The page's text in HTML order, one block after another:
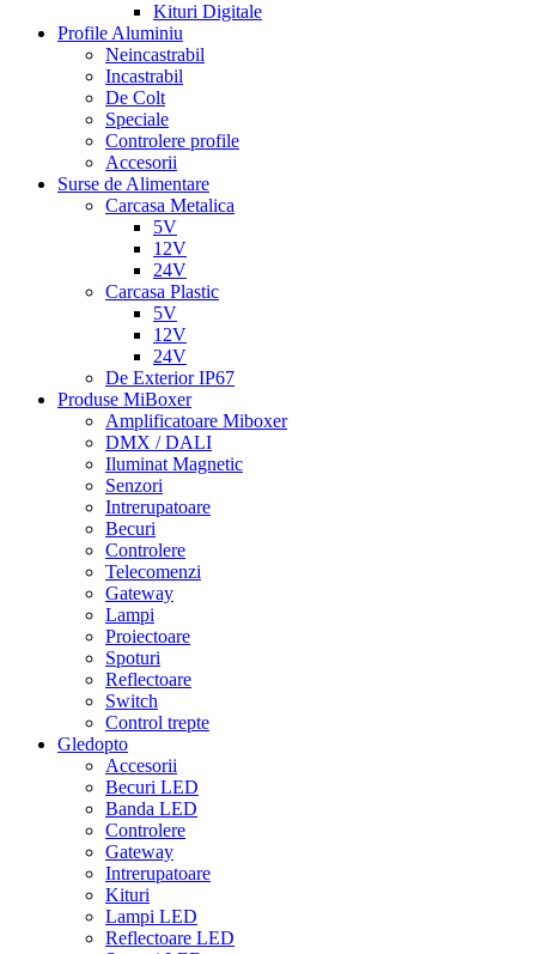
Kituri Digitale
Profile Aluminiu
Neincastrabil
Incastrabil
De Colt
Speciale
Controlere profile
Accesorii
Surse de Alimentare
Carcasa Metalica
5V
12V
24V
Carcasa Plastic
5V
12V
24V
De Exterior IP67
Produse MiBoxer
Amplificatoare Miboxer
DMX / DALI
Iluminat Magnetic
Senzori
Intrerupatoare
Becuri
Controlere
Telecomenzi
Gateway
Lampi
Proiectoare
Spoturi
Reflectoare
Switch
Control trepte
Gledopto
Accesorii
Becuri LED
Banda LED
Controlere
Gateway
Intrerupatoare
Kituri
Lampi LED
Reflectoare LED